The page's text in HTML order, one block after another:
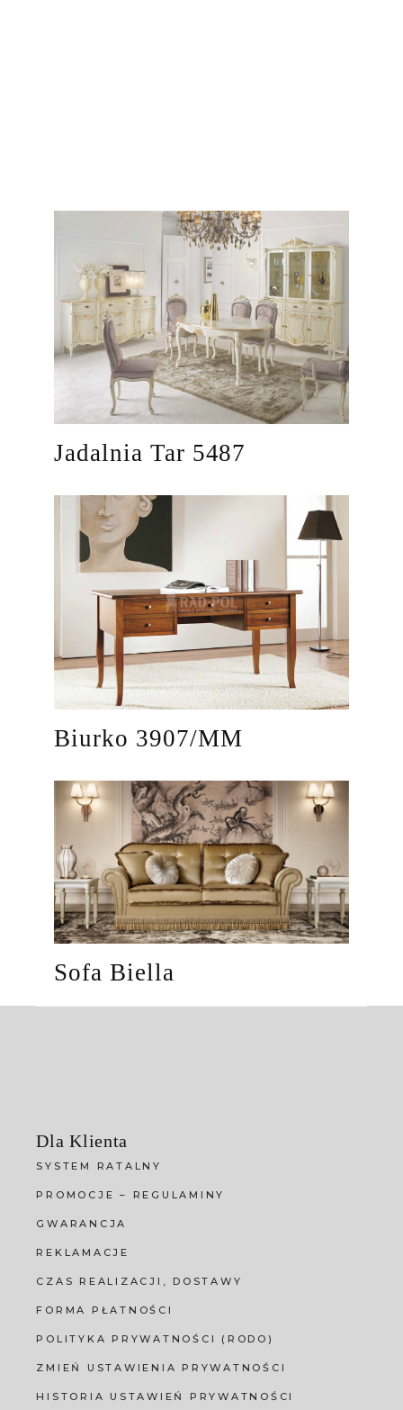
Jadalnia Tar 5487
Biurko 3907/MM
Sofa Biella
Dla Klienta
SYSTEM RATALNY
PROMOCJE – REGULAMINY
GWARANCJA
REKLAMACJE
CZAS REALIZACJI, DOSTAWY
FORMA PŁATNOŚCI
POLITYKA PRYWATNOŚCI (RODO)
ZMIEŃ USTAWIENIA PRYWATNOŚCI
HISTORIA USTAWIEŃ PRYWATNOŚCI